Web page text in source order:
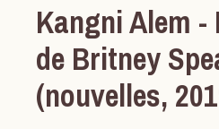
Kangni Alem -
de Britney
(nouvelles,